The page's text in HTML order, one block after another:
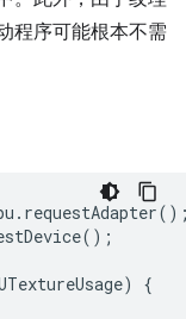
程序可能根本不需
. requestAdapter
();
) {